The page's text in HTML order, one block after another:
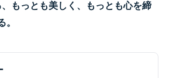
もっとも美しく、もっとも心を締
。